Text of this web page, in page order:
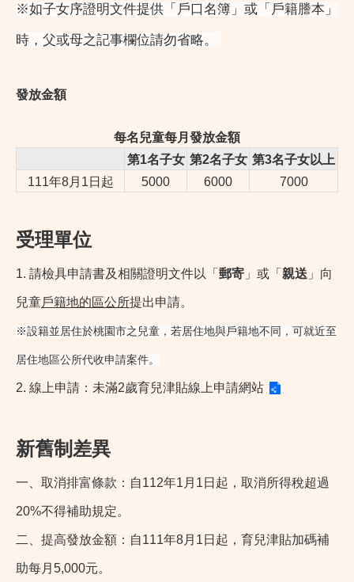
※如子女序證明文件提供「戶口名簿」或「戶籍謄本」
時，父或母之記事欄位請勿省略。
第1名子女 第2名子女 第3名子女以上
發放金額
每名兒童每月發放金額
111年8月1日起 5000 6000 7000
受理單位
1. 請檢具申請書及相關證明文件以「 郵寄 」或「 親送 」向
兒童戶籍地的區公所提出申請。
※設籍並居住於桃園市之兒童，若居住地與戶籍地不同，可就近至
居住地區公所代收申請案件。
2. 線上申請： 未滿2歲育兒津貼線上申請網站
新舊制差異
一、取消排富條款：自112年1月1日起，取消所得稅超過
20%不得補助規定。
二、提高發放金額：自111年8月1日起，育兒津貼加碼補
助每月5,000元。